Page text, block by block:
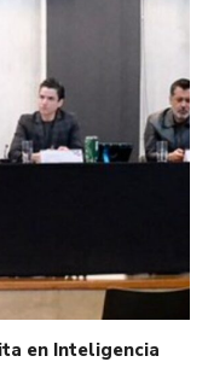
en Inteligencia